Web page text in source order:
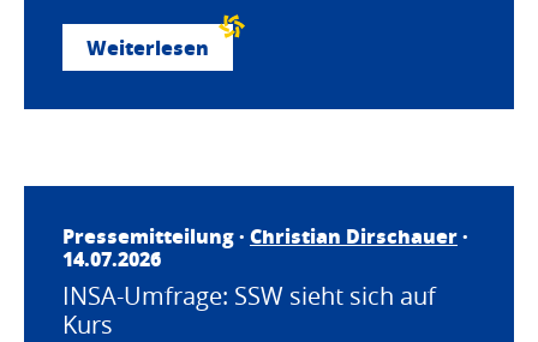
Weiterlesen
Pressemitteilung · Christian Dirschauer·
14.07.2026
INSA-Umfrage: SSW sieht sich auf
Kurs